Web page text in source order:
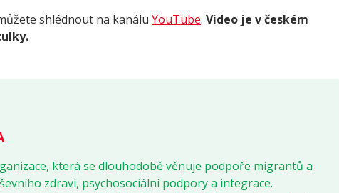
shlédnout na kanálu YouTube. Video je v českém
která se dlouhodobě věnuje podpoře migrantů a
zdraví, psychosociální podpory a integrace.